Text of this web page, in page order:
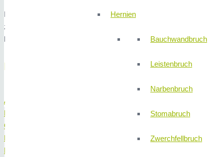
Hernien
Bauchwandbruch
Leistenbruch
Narbenbruch
Stomabruch
Zwerchfellbruch
Bei Bedarf stehen wir Ihnen jeder Zeit gerne zu einem
zur Verfügung und nehmen uns die Zeit, um eine
bevorstehenden Eingriffs zu nehmen.
Behandlungsspektrum
Allgemeine Chirurgie
Darm
Galle
Hernien
Koloproktologie